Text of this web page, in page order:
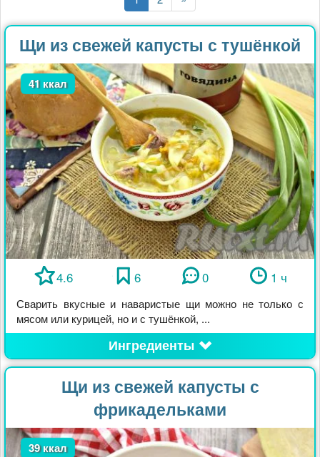
страницастраница
Щи из свежей капусты с тушёнкой
41 ккал
4.6 6 0 1 ч
Сварить вкусные и наваристые щи можно не только с
мясом или курицей, но и с тушёнкой, ...
Ингредиенты
Щи из свежей капусты с
фрикадельками
39 ккал